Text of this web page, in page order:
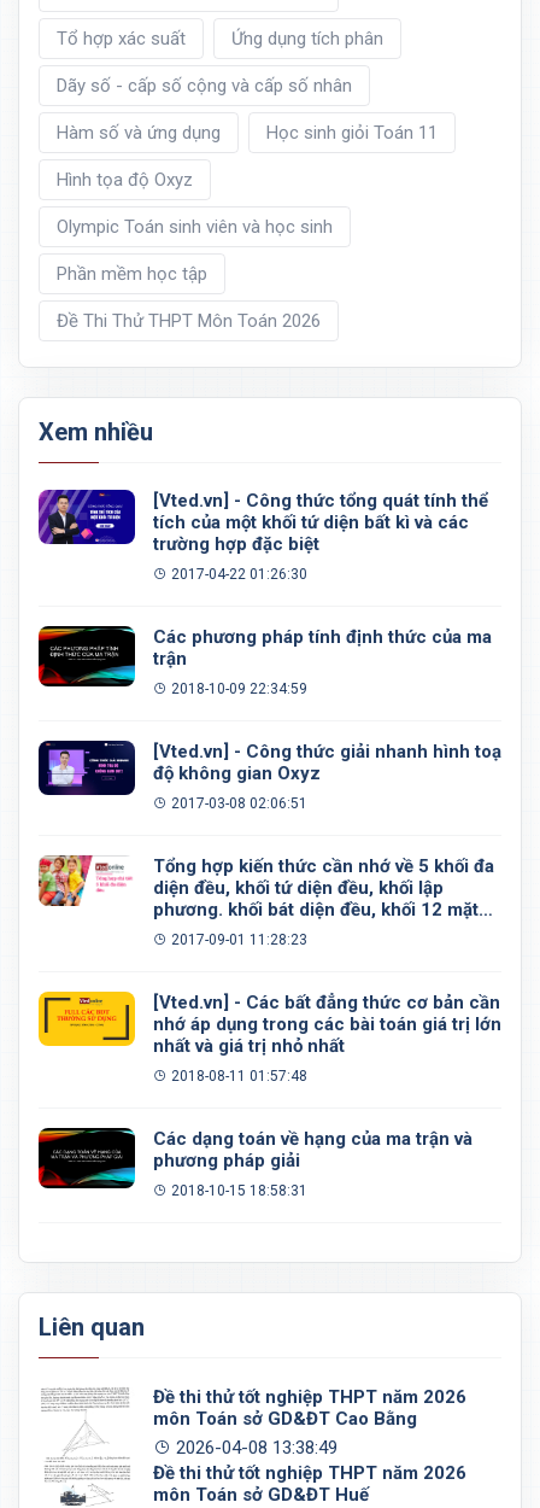
Tổ hợp xác suất Ứng dụng tích phân
Dãy số - cấp số cộng và cấp số nhân
Hàm số và ứng dụng Học sinh giỏi Toán 11
Hình tọa độ Oxyz
Olympic Toán sinh viên và học sinh
Phần mềm học tập
Đề Thi Thử THPT Môn Toán 2026
Xem nhiều
[Vted.vn] - Công thức tổng quát tính thể
tích của một khối tứ diện bất kì và các
trường hợp đặc biệt
2017-04-22 01:26:30
Các phương pháp tính định thức của ma
trận
2018-10-09 22:34:59
[Vted.vn] - Công thức giải nhanh hình toạ
độ không gian Oxyz
2017-03-08 02:06:51
Tổng hợp kiến thức cần nhớ về 5 khối đa
diện đều, khối tứ diện đều, khối lập
phương. khối bát diện đều, khối 12 mặt
đều, khối 20 mặt đều
2017-09-01 11:28:23
[Vted.vn] - Các bất đẳng thức cơ bản cần
nhớ áp dụng trong các bài toán giá trị lớn
nhất và giá trị nhỏ nhất
2018-08-11 01:57:48
Các dạng toán về hạng của ma trận và
phương pháp giải
2018-10-15 18:58:31
Liên quan
Đề thi thử tốt nghiệp THPT năm 2026
môn Toán sở GD&ĐT Cao Bằng
2026-04-08 13:38:49
Đề thi thử tốt nghiệp THPT năm 2026
môn Toán sở GD&ĐT Huế